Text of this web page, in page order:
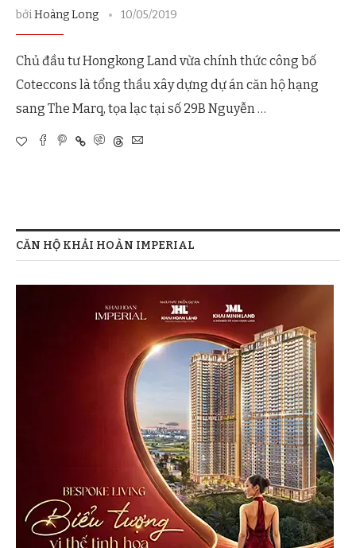
bởiHoàng Long 10/05/2019
Chủ đầu tư Hongkong Land vừa chính thức công bố
Coteccons là tổng thầu xây dựng dự án căn hộ hạng
sang The Marq, tọa lạc tại số 29B Nguyễn …
CĂN HỘ KHẢI HOÀN IMPERIAL